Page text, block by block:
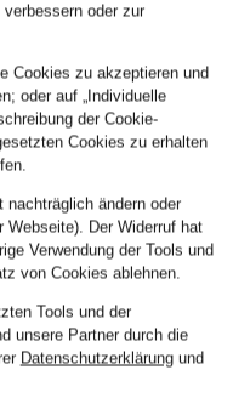
Proenza Schouler
Handtasche EAST
WEST TOTE
Bestpreis:1.105 €
Ursprünglich:1.790 €
oder zur
Cookies zu akzeptieren und
oder auf „Individuelle
der Cookie-
Cookies zu erhalten
nachträglich ändern oder
Der Widerruf hat
Verwendung der Tools und
von Cookies ablehnen.
Tools und der
unsere Partner durch die
Datenschutzerklärungund